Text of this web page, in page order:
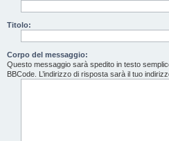
Titolo:
Corpo del messaggio:
Questo messaggio sarà spedito in testo
BBCode. L’indirizzo di risposta sarà il tuo